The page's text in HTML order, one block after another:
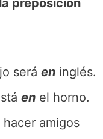
preposición
será en inglés.
en el horno.
amigos